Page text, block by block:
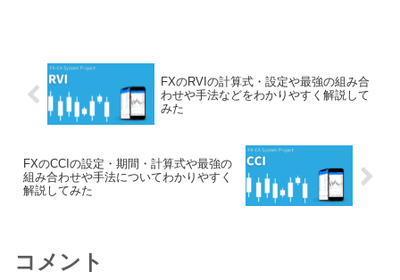
FXのRVIの計算式・設定や最強の組み合
わせや手法などをわかりやすく解説して
みた
FXのCCIの設定・期間・計算式や最強の
組み合わせや手法についてわかりやすく
解説してみた
コメント